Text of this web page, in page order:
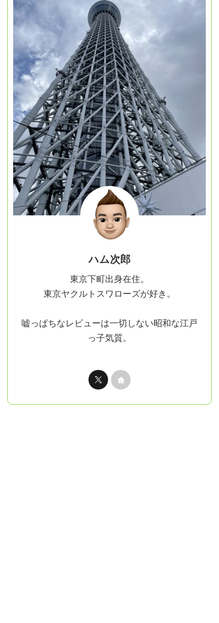
ハム次郎
東京下町出身在住。
東京ヤクルトスワローズが好き。
嘘っぱちなレビューは一切しない昭和な江戸
っ子気質。